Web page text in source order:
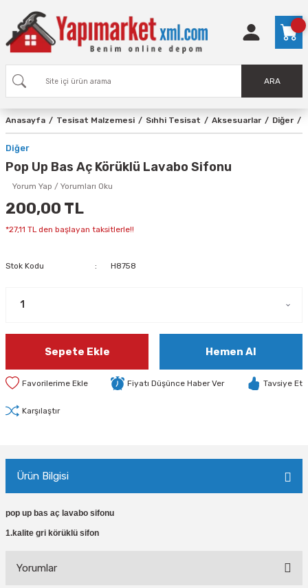
ARA
Anasayfa Tesisat Malzemesi Sıhhi Tesisat Aksesuarlar Diğer
Diğer
Pop Up Bas Aç Körüklü Lavabo Sifonu
Yorum Yap / Yorumları Oku
200,00 TL
*27,11 TL den başlayan taksitlerle!!
Stok Kodu H8758
Sepete Ekle Hemen Al
Fiyatı Düşünce Haber Ver Tavsiye Et
Karşılaştır
Ürün Bilgisi
pop up bas aç lavabo sifonu
1.kalite gri körüklü sifon
Yorumlar